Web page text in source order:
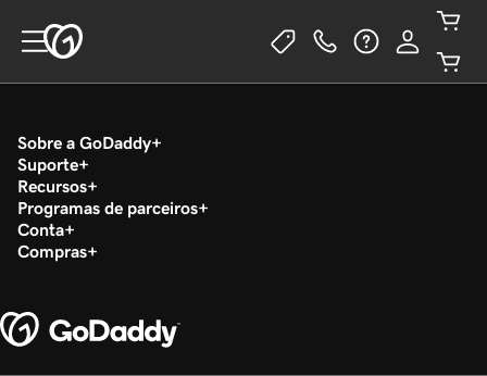
Sobre a GoDaddy
Suporte
Recursos
Programas de parceiros
Conta
Compras